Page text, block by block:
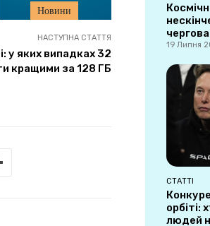
Новини
НАСТУПНА СТАТТЯ
у яких випадках 32
кращими за 128 ГБ
19 Липня
СТАТТІ
орбіті:
людей